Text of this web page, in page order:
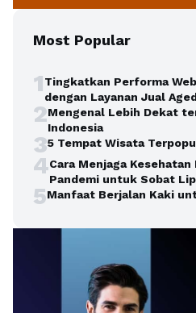
Most Popular
1Tingkatkan Performa
dengan Layanan Jual
2Mengenal Lebih Dekat
Indonesia
35 Tempat Wisata
4Cara Menjaga
Pandemi untuk Sobat
5Manfaat Berjalan Kaki